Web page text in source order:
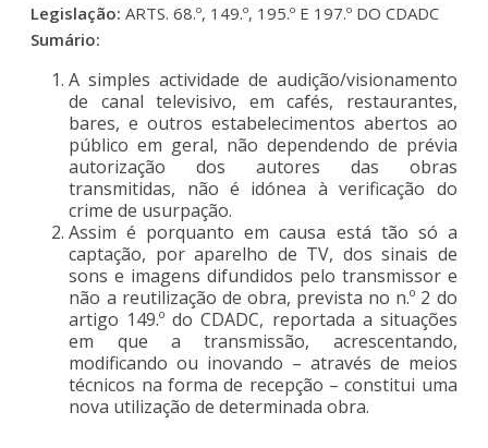
Legislação:ARTS. 68.º, 149.º, 195.º E 197.º DO CDADC
Sumário:
A simples actividade de audição/visionamento
de canal televisivo, em cafés, restaurantes,
bares, e outros estabelecimentos abertos ao
público em geral, não dependendo de prévia
autorização dos autores das obras
transmitidas, não é idónea à verificação do
crime de usurpação.
Assim é porquanto em causa está tão só a
captação, por aparelho de TV, dos sinais de
sons e imagens difundidos pelo transmissor e
não a reutilização de obra, prevista no n.º 2 do
artigo 149.º do CDADC, reportada a situações
em que a transmissão, acrescentando,
modificando ou inovando – através de meios
técnicos na forma de recepção – constitui uma
nova utilização de determinada obra.